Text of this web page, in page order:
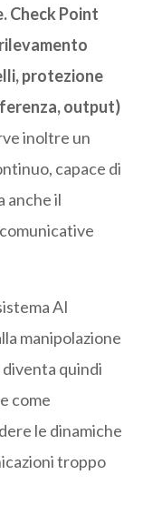
Check Point
rilevamento
protezione
output)
inoltre un
capace di
anche il
AI
manipolazione
quindi
come
le dinamiche
troppo